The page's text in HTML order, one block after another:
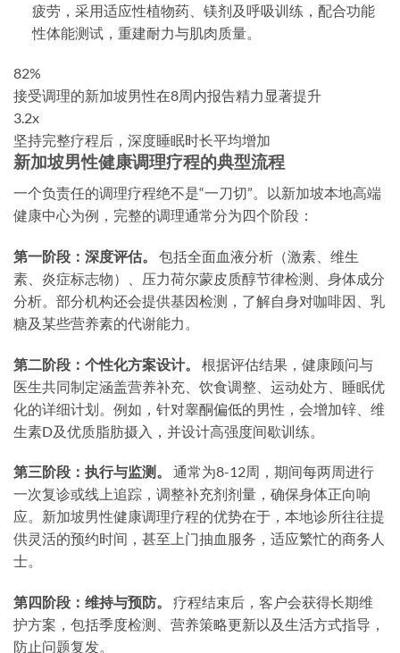
疲劳，采用适应性植物药、镁剂及呼吸训练，配合功能
性体能测试，重建耐力与肌肉质量。
82%
接受调理的新加坡男性在8周内报告精力显著提升
3.2x
坚持完整疗程后，深度睡眠时长平均增加
新加坡男性健康调理疗程的典型流程
一个负责任的调理疗程绝不是“一刀切”。以新加坡本地高端
健康中心为例，完整的调理通常分为四个阶段：
第一阶段：深度评估。
包括全面血液分析（激素、维生
素、炎症标志物）、压力荷尔蒙皮质醇节律检测、身体成分
分析。部分机构还会提供基因检测，了解自身对咖啡因、乳
糖及某些营养素的代谢能力。
第二阶段：个性化方案设计。
根据评估结果，健康顾问与
医生共同制定涵盖营养补充、饮食调整、运动处方、睡眠优
化的详细计划。例如，针对睾酮偏低的男性，会增加锌、维
生素D及优质脂肪摄入，并设计高强度间歇训练。
第三阶段：执行与监测。
通常为8-12周，期间每两周进行
一次复诊或线上追踪，调整补充剂剂量，确保身体正向响
应。新加坡男性健康调理疗程的优势在于，本地诊所往往提
供灵活的预约时间，甚至上门抽血服务，适应繁忙的商务人
士。
第四阶段：维持与预防。
疗程结束后，客户会获得长期维
护方案，包括季度检测、营养策略更新以及生活方式指导，
防止问题复发。